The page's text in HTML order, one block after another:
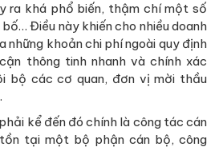
ra khá phổ biến, thậm chí một số
Điều này khiến cho nhiều doanh
những khoản chi phí ngoài quy định
thông tinh nhanh và chính xác
bộ các cơ quan, đơn vị mời thầu
kể đến đó chính là công tác cán
tại một bộ phận cán bộ, công